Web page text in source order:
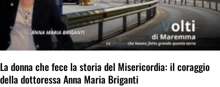
La donna che fece la storia del Misericordia: il coraggio
della dottoressa Anna Maria Briganti